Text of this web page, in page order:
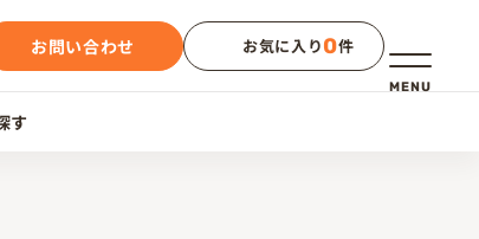
メニュー
MENU
お問い合わせ お気に入り0件
す